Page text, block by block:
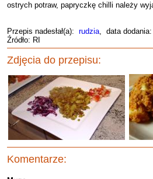
ostrych potraw, papryczkę chilli należy
Przepis nadesłał(a): rudzia, data dodania:
Źródło: RI
Zdjęcia do przepisu:
Komentarze: